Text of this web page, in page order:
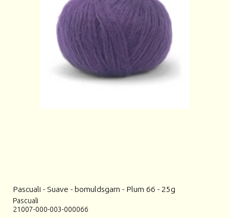
Pascuali - Suave - bomuldsgarn - Plum 66 - 25g
Pascuali
21007-000-003-000066